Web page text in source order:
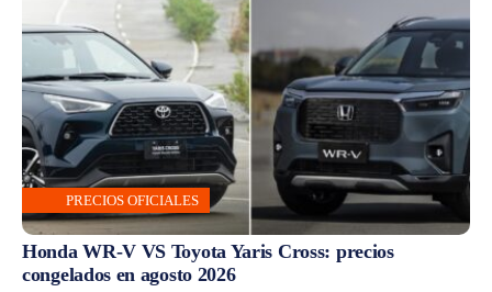
PRECIOS OFICIALES
Honda WR-V VS Toyota Yaris Cross: precios
congelados en agosto 2026